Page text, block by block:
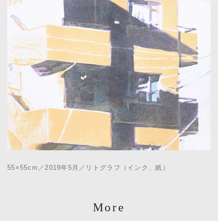
55×55cm／2019年5月／リトグラフ（インク、紙）
More